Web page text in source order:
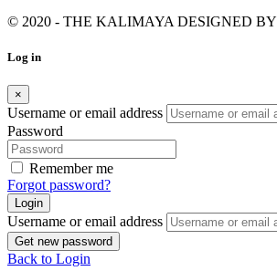
© 2020 - THE KALIMAYA DESIGNED BY
Log in
×
Username or email address
Password
Remember me
Forgot password?
Login
Username or email address
Get new password
Back to Login